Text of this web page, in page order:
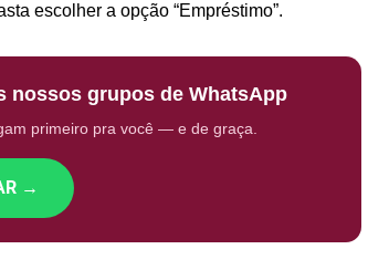
escolher a opção “Empréstimo”.
nossos grupos de WhatsApp
primeiro pra você — e de graça.
→